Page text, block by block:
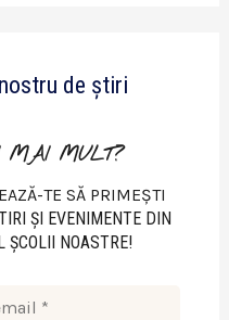
de știri
MAI MULT?
TE SĂ PRIMEȘTI
ŞI EVENIMENTE DIN
ŞCOLII NOASTRE!